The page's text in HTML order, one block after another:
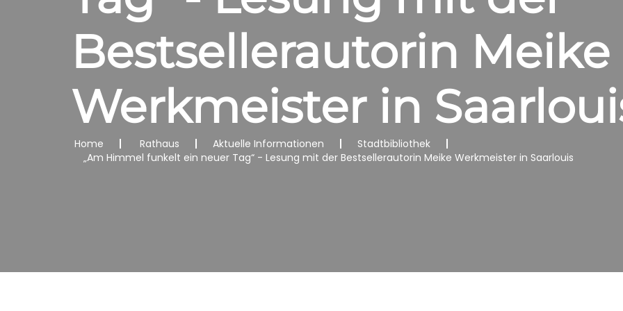
Bestsellerautorin Meike
Werkmeister in
Home Rathaus Aktuelle Informationen
Stadtbibliothek
„Am Himmel funkelt ein neuer Tag“ - Lesung mit der Bestsellerautorin Meike Werkmeister in Saarlouis